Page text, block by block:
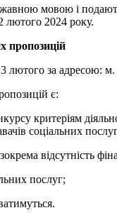
мовою і
лютого 2024 року.
пропозицій
лютого за адресою:
є:
критеріям
соціальних
відсутність
послуг;